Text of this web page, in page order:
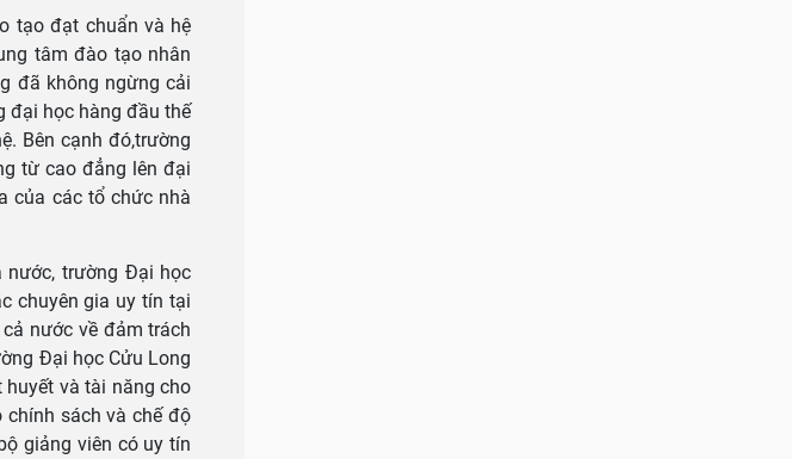
tạo đạt chuẩn và hệ
tâm đào tạo nhân
đã không ngừng cải
đại học hàng đầu thế
Bên cạnh đó,trường
từ cao đẳng lên đại
của các tổ chức nhà
nước, trường Đại học
chuyên gia uy tín tại
nước về đảm trách
Đại học Cửu Long
và tài năng cho
sách và chế độ
giảng viên có uy tín